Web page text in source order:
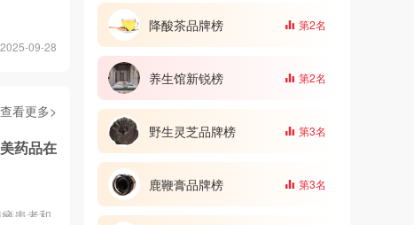
09-28
查看更多>
药品在
患者和
降酸茶品牌榜 第2名
养生馆新锐榜 第2名
野生灵芝品牌榜 第3名
鹿鞭膏品牌榜 第3名